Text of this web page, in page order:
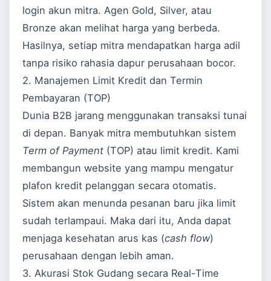
login akun mitra. Agen Gold, Silver, atau
Bronze akan melihat harga yang berbeda.
Hasilnya, setiap mitra mendapatkan harga adil
tanpa risiko rahasia dapur perusahaan bocor.
2. Manajemen Limit Kredit dan Termin
Pembayaran (TOP)
Dunia B2B jarang menggunakan transaksi tunai
di depan. Banyak mitra membutuhkan sistem
Term of Payment (TOP) atau limit kredit. Kami
membangun website yang mampu mengatur
plafon kredit pelanggan secara otomatis.
Sistem akan menunda pesanan baru jika limit
sudah terlampaui. Maka dari itu, Anda dapat
menjaga kesehatan arus kas (cash flow)
perusahaan dengan lebih aman.
3. Akurasi Stok Gudang secara Real-Time